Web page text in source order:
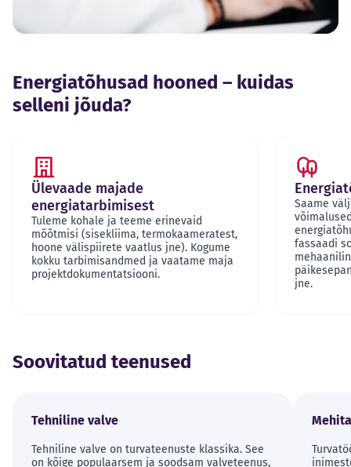
Energiatõhusad hooned – kuidas
selleni jõuda?
Ülevaade majade
energiatarbimisest
Tuleme kohale ja teeme erinevaid
mõõtmisi (sisekliima, termokaameratest,
hoone välispiirete vaatlus jne). Kogume
kokku tarbimisandmed ja vaatame maja
projektdokumentatsiooni.
Saame
fassaadi
jne.
Soovitatud teenused
Tehniline valve
Tehniline valve on turvateenuste klassika. See
on kõige populaarsem ja soodsam valveteenus,